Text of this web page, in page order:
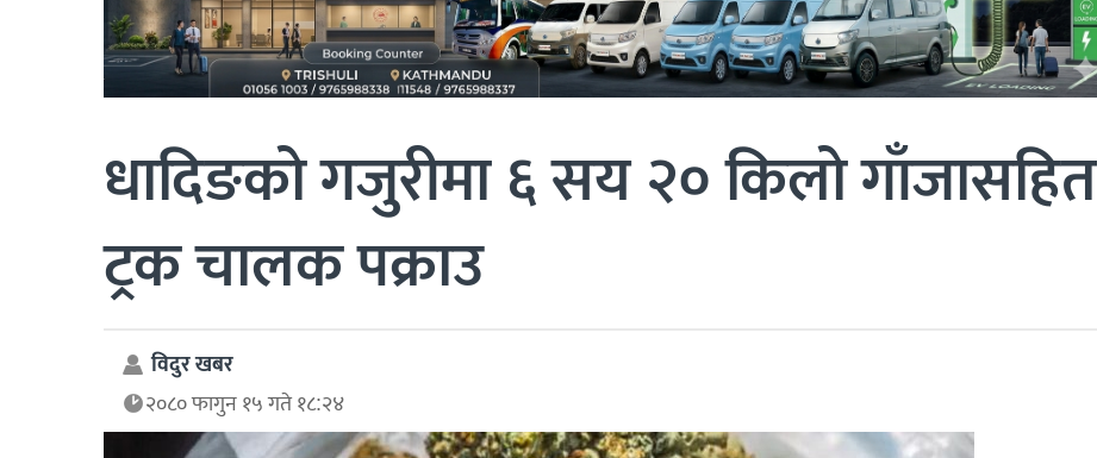
धादिङको गजुरीमा ६ सय २० किलो गाँजासहित
ट्रक चालक पक्राउ
विदुर खबर
२०८० फागुन १५ गते १८:२४